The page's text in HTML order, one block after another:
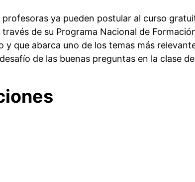
ya pueden postular al curso
de su Programa Nacional de
y que abarca uno de los temas más
de las buenas preguntas en la clase